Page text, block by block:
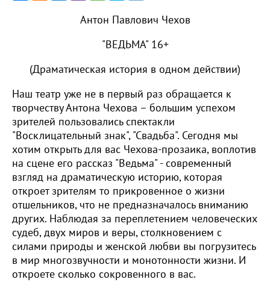
Антон Павлович Чехов
"ВЕДЬМА" 16+
(Драматическая история в одном действии)
Наш театр уже не в первый раз обращается к
творчеству Антона Чехова – большим успехом
зрителей пользовались спектакли
"Восклицательный знак", "Свадьба". Сегодня мы
хотим открыть для вас Чехова-прозаика, воплотив
на сцене его рассказ "Ведьма" - современный
взгляд на драматическую историю, которая
откроет зрителям то прикровенное о жизни
отшельников, что не предназначалось вниманию
других. Наблюдая за переплетением человеческих
судеб, двух миров и веры, столкновением с
силами природы и женской любви вы погрузитесь
в мир многозвучности и монотонности жизни. И
откроете сколько сокровенного в вас.